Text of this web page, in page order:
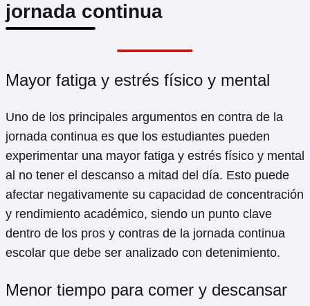
jornada continua
Mayor fatiga y estrés físico y mental
Uno de los principales argumentos en contra de la
jornada continua es que los estudiantes pueden
experimentar una mayor fatiga y estrés físico y mental
al no tener el descanso a mitad del día. Esto puede
afectar negativamente su capacidad de concentración
y rendimiento académico, siendo un punto clave
dentro de los pros y contras de la jornada continua
escolar que debe ser analizado con detenimiento.
Menor tiempo para comer y descansar